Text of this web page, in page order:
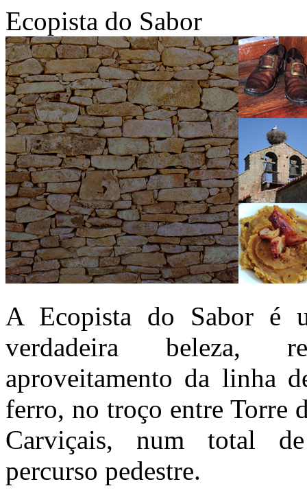
Ecopista do Sabor
A Ecopista do Sabor é
verdadeira beleza,
aproveitamento da linha
ferro, no troço entre Torre
Carviçais, num total
percurso pedestre.